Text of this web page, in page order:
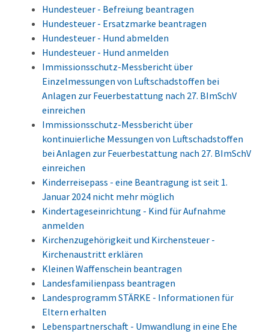
Hundesteuer - Befreiung beantragen
Hundesteuer - Ersatzmarke beantragen
Hundesteuer - Hund abmelden
Hundesteuer - Hund anmelden
Immissionsschutz-Messbericht über
Einzelmessungen von Luftschadstoffen bei
Anlagen zur Feuerbestattung nach 27. BImSchV
einreichen
Immissionsschutz-Messbericht über
kontinuierliche Messungen von Luftschadstoffen
bei Anlagen zur Feuerbestattung nach 27. BImSchV
einreichen
Kinderreisepass - eine Beantragung ist seit 1.
Januar 2024 nicht mehr möglich
Kindertageseinrichtung - Kind für Aufnahme
anmelden
Kirchenzugehörigkeit und Kirchensteuer -
Kirchenaustritt erklären
Kleinen Waffenschein beantragen
Landesfamilienpass beantragen
Landesprogramm STÄRKE - Informationen für
Eltern erhalten
Lebenspartnerschaft - Umwandlung in eine Ehe